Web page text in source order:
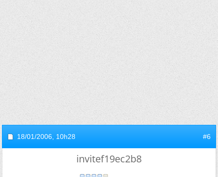
18/01/2006, 10h28 #6
invitef19ec2b8